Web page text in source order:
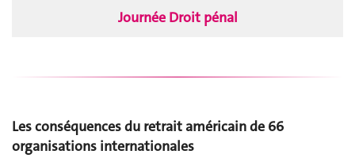
Journée Droit pénal
Les conséquences du retrait américain de 66
organisations internationales